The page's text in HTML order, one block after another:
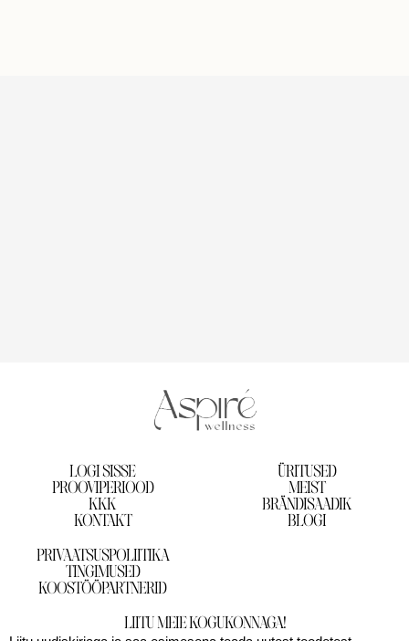
LOGI SISSE
PROOVIPERIOOD
KKK
KONTAKT
ÜRITUSED
MEIST
BRÄNDISAADIK
BLOGI
PRIVAATSUSPOLIITIKA
TINGIMUSED
KOOSTÖÖPARTNERID
LIITU MEIE KOGUKONNAGA!